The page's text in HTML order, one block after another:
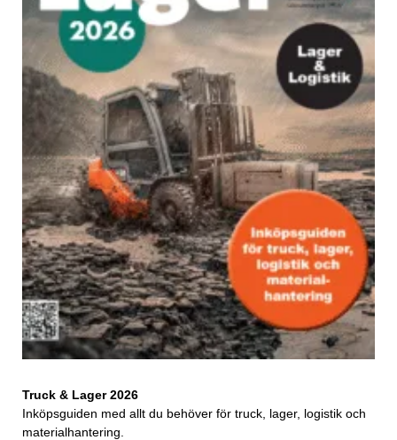
Truck & Lager 2026
Inköpsguiden med allt du behöver för truck, lager, logistik och
materialhantering.